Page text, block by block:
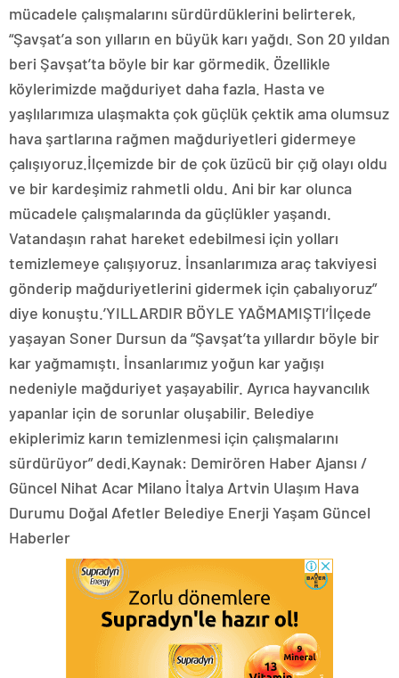
mücadele çalışmalarını sürdürdüklerini belirterek,
“Şavşat’a son yılların en büyük karı yağdı. Son 20 yıldan
beri Şavşat’ta böyle bir kar görmedik. Özellikle
köylerimizde mağduriyet daha fazla. Hasta ve
yaşlılarımıza ulaşmakta çok güçlük çektik ama olumsuz
hava şartlarına rağmen mağduriyetleri gidermeye
çalışıyoruz.İlçemizde bir de çok üzücü bir çığ olayı oldu
ve bir kardeşimiz rahmetli oldu. Ani bir kar olunca
mücadele çalışmalarında da güçlükler yaşandı.
Vatandaşın rahat hareket edebilmesi için yolları
temizlemeye çalışıyoruz. İnsanlarımıza araç takviyesi
gönderip mağduriyetlerini gidermek için çabalıyoruz”
diye konuştu.’YILLARDIR BÖYLE YAĞMAMIŞTI’İlçede
yaşayan Soner Dursun da “Şavşat’ta yıllardır böyle bir
kar yağmamıştı. İnsanlarımız yoğun kar yağışı
nedeniyle mağduriyet yaşayabilir. Ayrıca hayvancılık
yapanlar için de sorunlar oluşabilir. Belediye
ekiplerimiz karın temizlenmesi için çalışmalarını
sürdürüyor” dedi.Kaynak: Demirören Haber Ajansı /
Güncel Nihat Acar Milano İtalya Artvin Ulaşım Hava
Durumu Doğal Afetler Belediye Enerji Yaşam Güncel
Haberler